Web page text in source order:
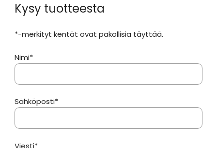
Android
iOS
Bluetooth
USB
Kysy tuotteesta
*-merkityt kentät ovat pakollisia täyttää.
Nimi*
Sähköposti*
Viesti*